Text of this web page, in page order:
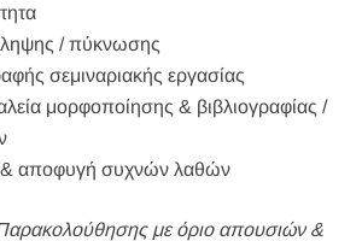
/ πύκνωσης
σεμιναριακής εργασίας
μορφοποίησης & βιβλιογραφίας /
αποφυγή συχνών λαθών
με όριο απουσιών &